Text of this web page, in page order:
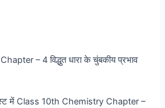
– 4 विद्धुत धारा के चुंबकीय प्रभाव
में Class 10th Chemistry Chapter –